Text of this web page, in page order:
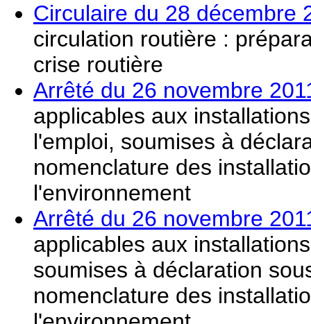
Circulaire du 28 décembre
circulation routière :
crise routière
Arrêté du 26 novembre
applicables aux
l'emploi, soumises à
nomenclature des
l'environnement
Arrêté du 26 novembre
applicables aux
soumises à déclaration
nomenclature des